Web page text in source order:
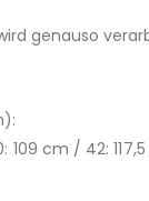
genauso
cm / 42: